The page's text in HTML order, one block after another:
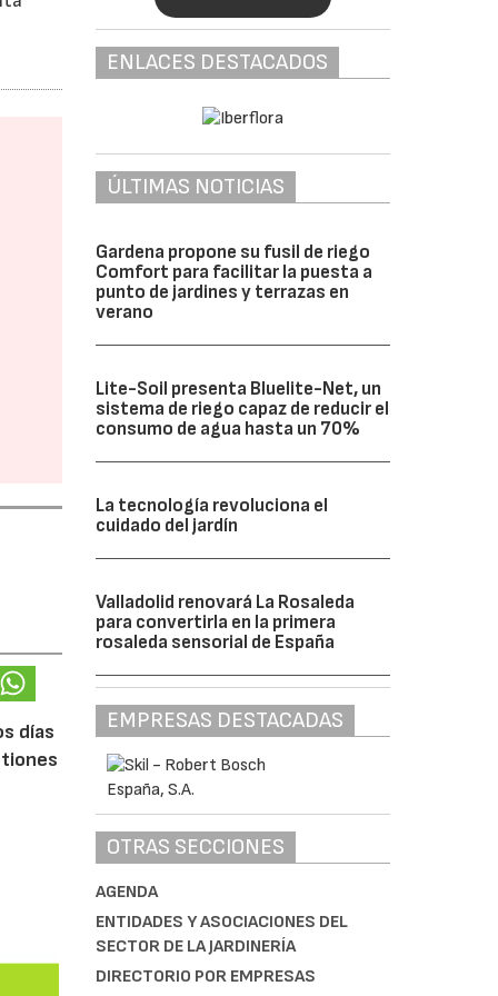
días
ENLACES DESTACADOS
ÚLTIMAS NOTICIAS
Gardena propone su fusil de riego
Comfort para facilitar la puesta a
punto de jardines y terrazas en
verano
Lite-Soil presenta Bluelite-Net, un
sistema de riego capaz de reducir el
consumo de agua hasta un 70%
La tecnología revoluciona el
cuidado del jardín
Valladolid renovará La Rosaleda
para convertirla en la primera
rosaleda sensorial de España
EMPRESAS DESTACADAS
OTRAS SECCIONES
AGENDA
ENTIDADES Y ASOCIACIONES DEL
SECTOR DE LA JARDINERÍA
DIRECTORIO POR EMPRESAS